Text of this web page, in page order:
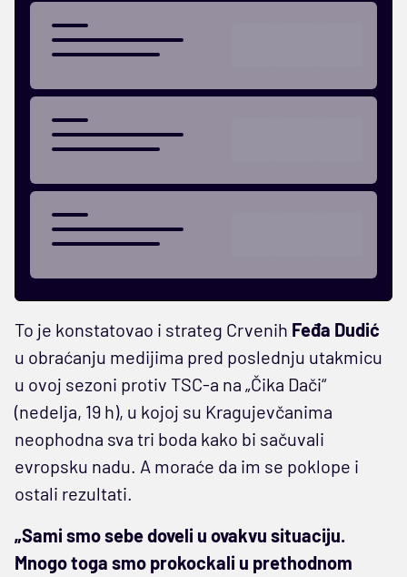
To je konstatovao i strateg Crvenih Feđa Dudić
u obraćanju medijima pred poslednju utakmicu
u ovoj sezoni protiv TSC-a na „Čika Dači“
(nedelja, 19 h), u kojoj su Kragujevčanima
neophodna sva tri boda kako bi sačuvali
evropsku nadu. A moraće da im se poklope i
ostali rezultati.
„Sami smo sebe doveli u ovakvu situaciju.
Mnogo toga smo prokockali u prethodnom